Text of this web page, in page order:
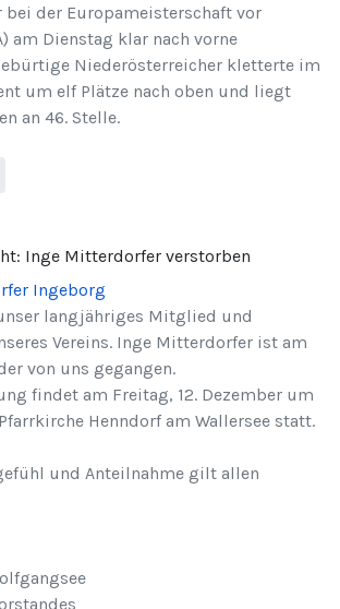
bei der Europameisterschaft vor
am Dienstag klar nach vorne
Niederösterreicher kletterte im
um elf Plätze nach oben und liegt
an 46. Stelle.
Inge Mitterdorfer verstorben
langjähriges Mitglied und
Vereins. Inge Mitterdorfer ist am
von uns gegangen.
findet am Freitag, 12. Dezember um
Henndorf am Wallersee statt.
und Anteilnahme gilt allen